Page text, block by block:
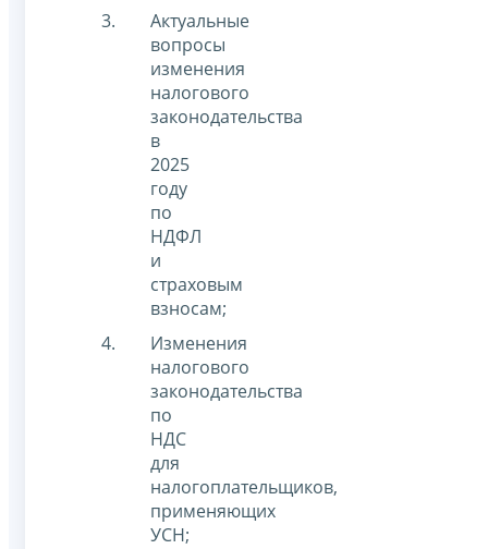
Актуальные
вопросы
изменения
налогового
законодательства
в
2025
году
по
НДФЛ
и
страховым
взносам;
Изменения
налогового
законодательства
по
НДС
для
налогоплательщиков,
применяющих
УСН;